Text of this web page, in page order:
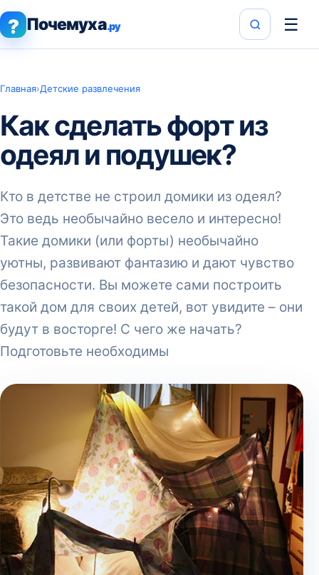
? Почемуха.ру ☰
Главная›Детские развлечения
Как сделать форт из
одеял и подушек?
Кто в детстве не строил домики из одеял?
Это ведь необычайно весело и интересно!
Такие домики (или форты) необычайно
уютны, развивают фантазию и дают чувство
безопасности. Вы можете сами построить
такой дом для своих детей, вот увидите – они
будут в восторге! С чего же начать?
Подготовьте необходимы